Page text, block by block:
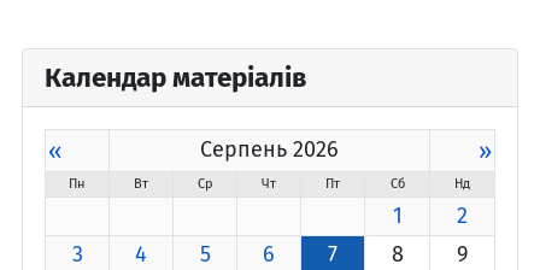
Календар матеріалів
« Серпень 2026 »
Пн Вт Ср Чт Пт Сб Нд
1
2
3
4 5 6 7 8
9